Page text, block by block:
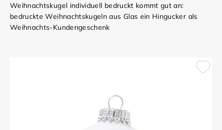
Weihnachtskugel individuell bedruckt kommt gut an:
bedruckte Weihnachtskugeln aus Glas ein Hingucker als
Weihnachts-Kundengeschenk